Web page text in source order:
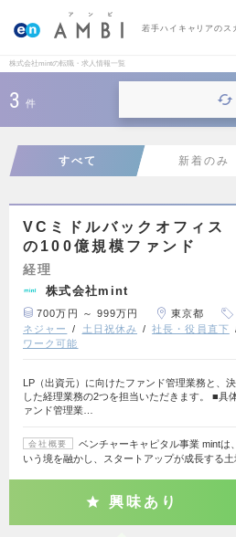
若手ハイキャリアのス
株式会社mintの転職・求人情報一覧
3 件
すべて 新着のみ
VCミドルバックオフィ
の100億規模ファンド
経理
株式会社mint
700万円 ～ 999万円 東京都
ネジャー
土日祝休み 社長・役員直下
ワーク可能
LP（出資元）に向けたファンド管理業務と、
した経理業務の2つを担当いただきます。 ■具
ァンド管理業…
会社概要
ベンチャーキャピタル事業 mintは
いう境を融かし、スタートアップが成長する
興味あり